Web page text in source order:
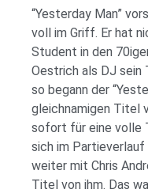
“Yesterday Man”
voll im Griff. Er hat
Student in den
Oestrich als DJ sein
so begann der
gleichnamigen Titel
sofort für eine volle
sich im Partieverlauf
weiter mit Chris
Titel von ihm. Das